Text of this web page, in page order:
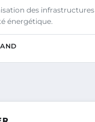
des
énergétique.